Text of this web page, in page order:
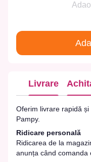
Livrare
Oferim livrare rapidă
Pampy.
Ridicare personală
Ridicarea de la
anunța când comanda